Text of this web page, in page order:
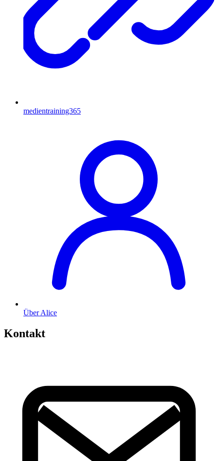
medientraining365
Über Alice
Kontakt